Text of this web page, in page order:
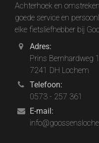
Achterhoek en
goede service en
elke fietsliefhebber bij
Adres:
Prins Bernhardweg
7241 DH Lochem
Telefoon:
0573 - 257 361
E-mail: